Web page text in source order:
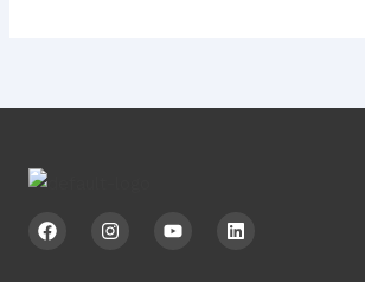
F
a
I
n
Y
o
L
i